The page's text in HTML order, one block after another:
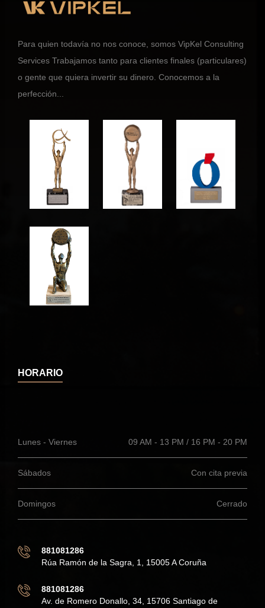
Para quien todavía no nos conoce, somos VipKel Consulting
Services Trabajamos tanto para clientes finales (particulares)
o gente que quiera invertir su dinero. Conocemos a la
perfección...
HORARIO
Lunes - Viernes 09 AM - 13 PM / 16 PM - 20 PM
Sábados Con cita previa
Domingos Cerrado
881081286
Rúa Ramón de la Sagra, 1, 15005 A Coruña
881081286
Av. de Romero Donallo, 34, 15706 Santiago de